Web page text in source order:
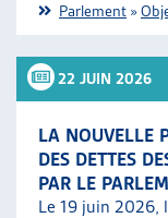
Parlement »
22 JUIN 2026
LA NOUVELLE
DES DETTES
PAR LE
Le 19 juin 2026,